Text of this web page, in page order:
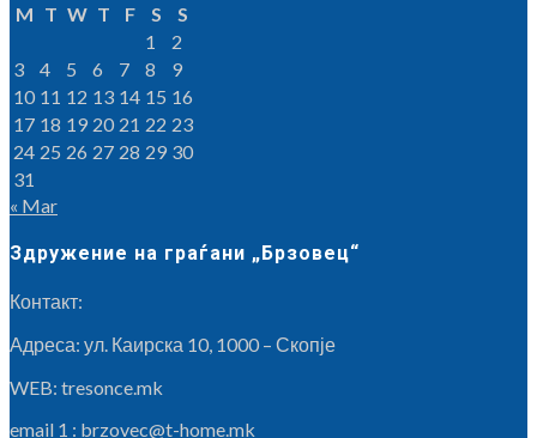
M T W T F S
S
1
2
3
4 5 6 7 8
9
10 11 12 13 14 15 16
17 18 19 20 21 22 23
24 25 26 27 28 29 30
31
« Mar
Здружение на граѓани „Брзовец“
Контакт:
Адреса: ул. Каирска 10, 1000 – Скопје
WEB: tresonce.mk
email 1 : brzovec@t-home.mk